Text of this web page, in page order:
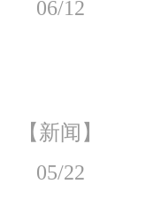
06/12
【新闻】
05/22